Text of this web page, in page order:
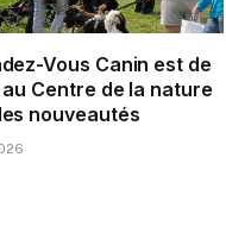
Vous Canin est de
Centre de la nature
nouveautés